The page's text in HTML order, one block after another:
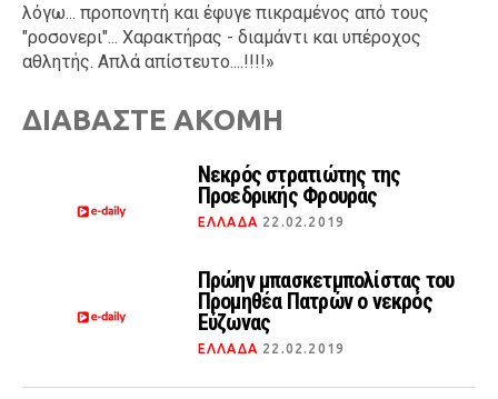
λόγω... προπονητή και έφυγε πικραμένος από τους
"ροσονερι"... Χαρακτήρας - διαμάντι και υπέροχος
αθλητής. Απλά απίστευτο....!!!!»
ΔΙΑΒΑΣΤΕ ΑΚΟΜΗ
Νεκρός στρατιώτης της
Προεδρικής Φρουράς
ΕΛΛΑΔΑ 22.02.2019
Πρώην μπασκετμπολίστας του
Προμηθέα Πατρών ο νεκρός
Εύζωνας
ΕΛΛΑΔΑ 22.02.2019